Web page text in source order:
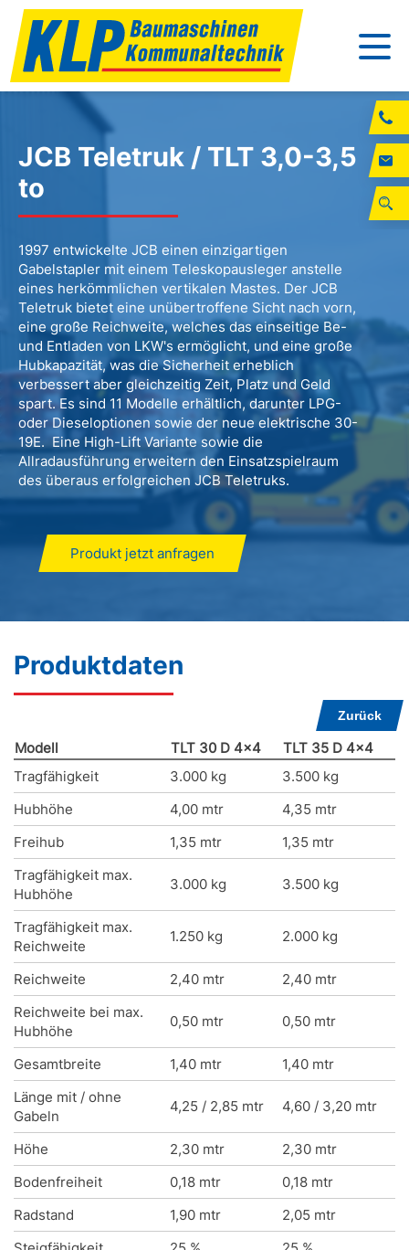
JCB Teletruk / TLT 3,0-3,5
to
1997 entwickelte JCB einen einzigartigen
Gabelstapler mit einem Teleskopausleger anstelle
eines herkömmlichen vertikalen Mastes. Der JCB
Teletruk bietet eine unübertroffene Sicht nach vorn,
eine große Reichweite, welches das einseitige Be-
und Entladen von LKW's ermöglicht, und eine große
Hubkapazität, was die Sicherheit erheblich
verbessert aber gleichzeitig Zeit, Platz und Geld
spart. Es sind 11 Modelle erhältlich, darunter LPG-
oder Dieseloptionen sowie der neue elektrische 30-
19E. Eine High-Lift Variante sowie die
Allradausführung erweitern den Einsatzspielraum
des überaus erfolgreichen JCB Teletruks.
Produkt jetzt anfragen
Produktdaten
Zurück
Modell TLT 30 D 4x4
TLT 35 D 4x4
Tragfähigkeit
3.000 kg
3.500 kg
Hubhöhe
4,00 mtr
4,35 mtr
Freihub
1,35 mtr
1,35 mtr
Tragfähigkeit max.
Hubhöhe
3.000 kg 3.500 kg
Tragfähigkeit max.
Reichweite
1.250 kg 2.000 kg
Reichweite 2,40 mtr
2,40 mtr
Reichweite bei max.
Hubhöhe
0,50 mtr 0,50 mtr
Gesamtbreite 1,40 mtr
1,40 mtr
Länge mit / ohne
Gabeln
4,25 / 2,85 mtr 4,60 / 3,20 mtr
Höhe 2,30 mtr
2,30 mtr
Bodenfreiheit
0,18 mtr
0,18 mtr
Radstand
1,90 mtr
2,05 mtr